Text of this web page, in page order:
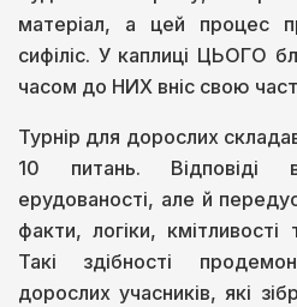
матеріал, а цей процес
сифіліс. У каплиці ЦЬОГО
часом до НИХ вніс свою
Турнір для дорослих
10 питань. Відповіді
ерудованості, але й
факти, логіки, кмітливості
Такі здібності
дорослих учасників, які